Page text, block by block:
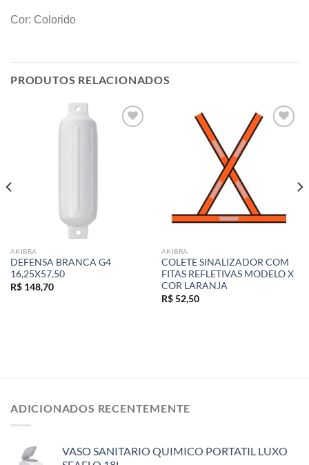
Cor: Colorido
PRODUTOS RELACIONADOS
AKIBRA
DEFENSA BRANCA G4
16,25X57,50
R$148,70
AKIBRA
COLETE SINALIZADOR COM
FITAS REFLETIVAS MODELO X
COR LARANJA
R$52,50
ADICIONADOS RECENTEMENTE
VASO SANITARIO QUIMICO PORTATIL LUXO